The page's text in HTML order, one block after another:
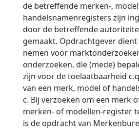
de betreffende merken-,
handelsnamenregisters zijn
door de betreffende
gemaakt. Opdrachtgever
nemen voor
onderzoeken, die (mede)
zijn voor de toelaatbaarheid
van een merk, model of
c. Bij verzoeken om een merk
merken- of modellen-register
is de opdracht van